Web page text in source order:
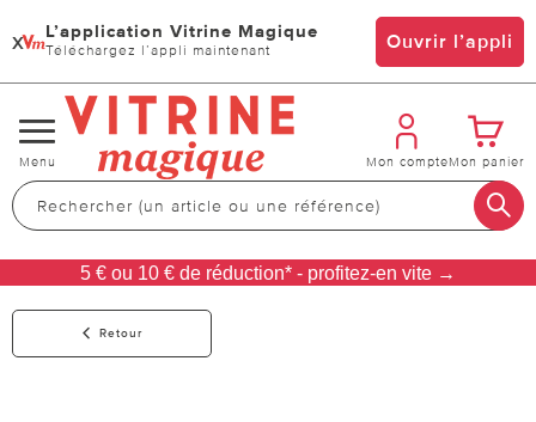
x L’application Vitrine Magique
Téléchargez l’appli maintenant Ouvrir l’appli
Changer
de
navigation
Menu Mon compteMon panier
5 € ou 10 € de réduction* - profitez-en vite →
Retour